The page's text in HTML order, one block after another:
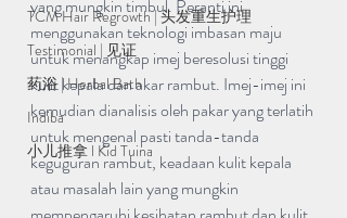
TCM Hair Regrowth | 头发重生护理
Testimonial | 见证
药浴 | Herbal Bath
Indiba
小儿推拿 l Kid Tuina
yang mungkin timbul. Peranti ini
menggunakan teknologi imbasan maju
untuk menangkap imej beresolusi tinggi
kulit kepala dan akar rambut. Imej-imej ini
kemudian dianalisis oleh pakar yang terlatih
untuk mengenal pasti tanda-tanda
keguguran rambut, keadaan kulit kepala
atau masalah lain yang mungkin